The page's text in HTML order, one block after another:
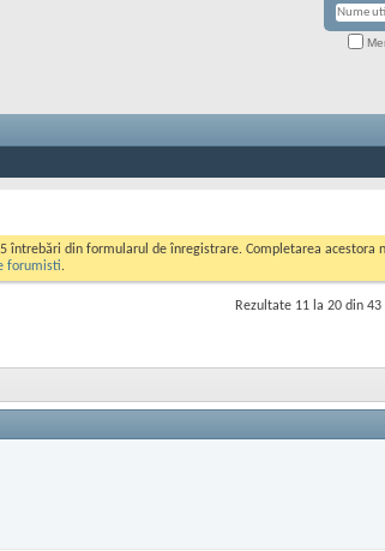
întrebări din formularul de înregistrare. Completarea
forumisti.
Rezultate 11 la 20 din 43